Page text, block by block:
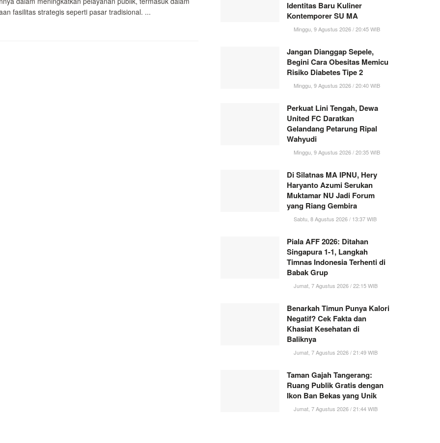
fasilitas strategis seperti pasar tradisional. ...
Identitas Baru Kuliner
Kontemporer SU MA
Minggu, 9 Agustus 2026 / 20:45 WIB
Jangan Dianggap Sepele,
Begini Cara Obesitas Memicu
Risiko Diabetes Tipe 2
Minggu, 9 Agustus 2026 / 20:40 WIB
Perkuat Lini Tengah, Dewa
United FC Daratkan
Gelandang Petarung Ripal
Wahyudi
Minggu, 9 Agustus 2026 / 20:35 WIB
Di Silatnas MA IPNU, Hery
Haryanto Azumi Serukan
Muktamar NU Jadi Forum
yang Riang Gembira
Sabtu, 8 Agustus 2026 / 13:37 WIB
Piala AFF 2026: Ditahan
Singapura 1-1, Langkah
Timnas Indonesia Terhenti di
Babak Grup
Jumat, 7 Agustus 2026 / 22:15 WIB
Benarkah Timun Punya Kalori
Negatif? Cek Fakta dan
Khasiat Kesehatan di
Baliknya
Jumat, 7 Agustus 2026 / 21:49 WIB
Taman Gajah Tangerang:
Ruang Publik Gratis dengan
Ikon Ban Bekas yang Unik
Jumat, 7 Agustus 2026 / 21:44 WIB